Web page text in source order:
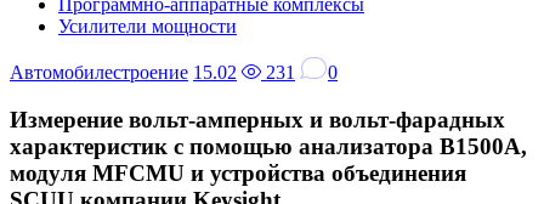
Усилители мощности
Автомобилестроение 15.02 231 0
Измерение вольт-амперных и вольт-фарадных
характеристик с помощью анализатора B1500A,
модуля MFCMU и устройства объединения